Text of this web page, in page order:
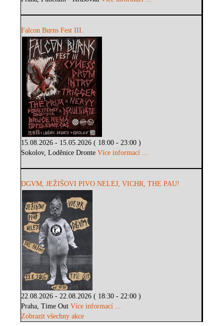
Falcon Burns Fest III.
15.08.2026 - 15.05.2026 ( 18:00 - 23:00 )
Sokolov, Loděnice DronteVíce informací ...
DGVM, JEŽIŠOVI PIVO NELEJ, VICHR, THE PAU!
22.08.2026 - 22.08.2026 ( 18:30 - 22:00 )
Praha, Time OutVíce informací ...
Zobrazit všechny akce